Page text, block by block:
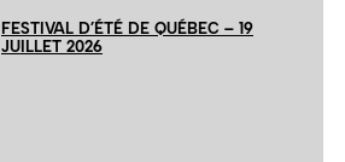
FESTIVAL D’ÉTÉ DE QUÉBEC – 19
JUILLET 2026